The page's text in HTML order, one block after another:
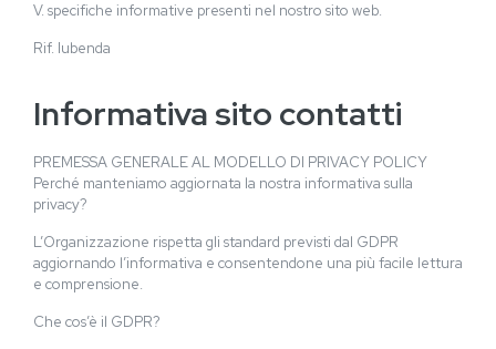
V. specifiche informative presenti nel nostro sito web.
Rif. Iubenda
Informativa sito contatti
PREMESSA GENERALE AL MODELLO DI PRIVACY POLICY
Perché manteniamo aggiornata la nostra informativa sulla
privacy?
L’Organizzazione rispetta gli standard previsti dal GDPR
aggiornando l’informativa e consentendone una più facile lettura
e comprensione.
Che cos’è il GDPR?